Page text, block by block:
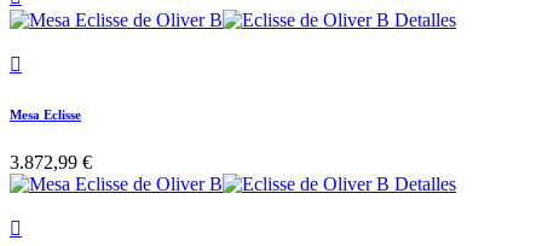

Mesa Eclisse
3.872,99 €
